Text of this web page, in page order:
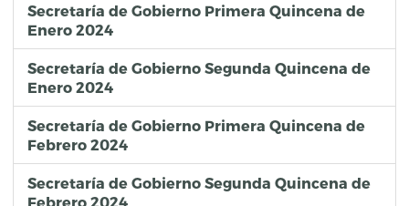
Secretaría de Gobierno Primera Quincena de
Enero 2024
Secretaría de Gobierno Segunda Quincena de
Enero 2024
Secretaría de Gobierno Primera Quincena de
Febrero 2024
Secretaría de Gobierno Segunda Quincena de
Febrero 2024